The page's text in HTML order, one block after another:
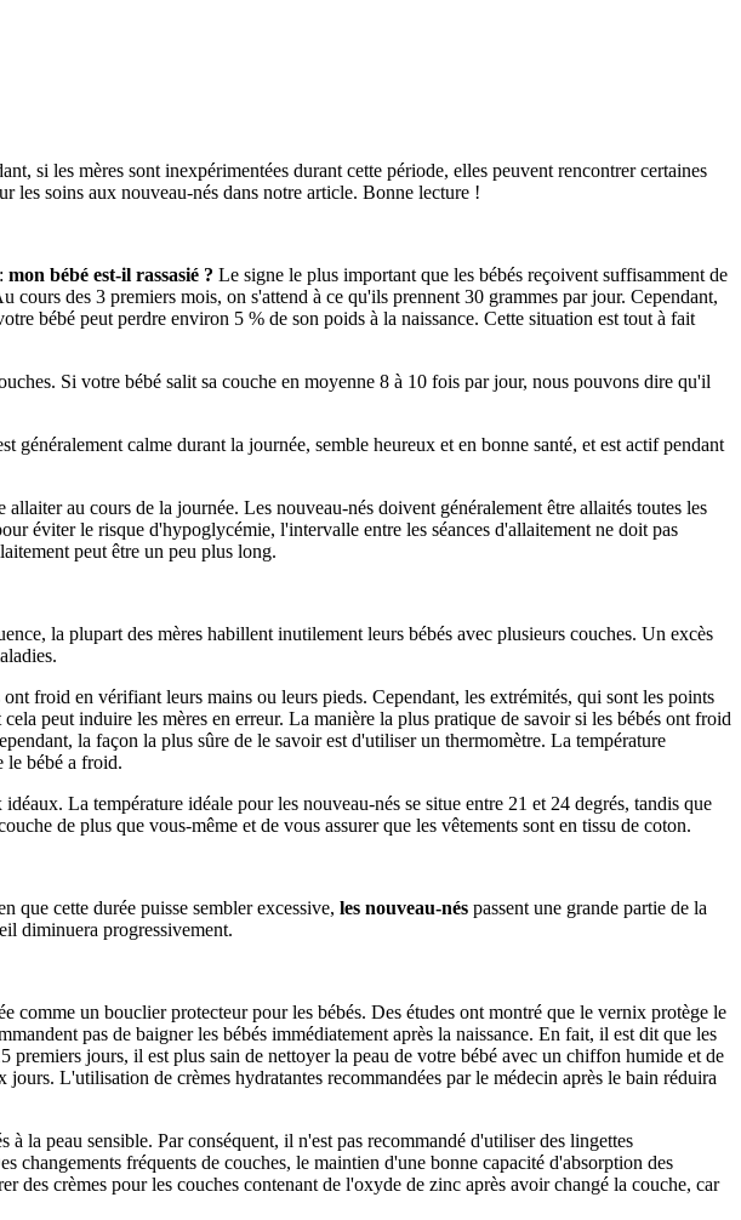
si les mères sont inexpérimentées durant cette période, elles peuvent rencontrer certaines
les soins aux nouveau-nés dans notre article. Bonne lecture !
mon bébé est-il rassasié ? Le signe le plus important que les bébés reçoivent suffisamment de
des 3 premiers mois, on s'attend à ce qu'ils prennent 30 grammes par jour. Cependant,
bébé peut perdre environ 5 % de son poids à la naissance. Cette situation est tout à fait
Si votre bébé salit sa couche en moyenne 8 à 10 fois par jour, nous pouvons dire qu'il
calme durant la journée, semble heureux et en bonne santé, et est actif pendant
au cours de la journée. Les nouveau-nés doivent généralement être allaités toutes les
éviter le risque d'hypoglycémie, l'intervalle entre les séances d'allaitement ne doit pas
peut être un peu plus long.
la plupart des mères habillent inutilement leurs bébés avec plusieurs couches. Un excès
froid en vérifiant leurs mains ou leurs pieds. Cependant, les extrémités, qui sont les points
peut induire les mères en erreur. La manière la plus pratique de savoir si les bébés ont froid
la façon la plus sûre de le savoir est d'utiliser un thermomètre. La température
le bébé a froid.
La température idéale pour les nouveau-nés se situe entre 21 et 24 degrés, tandis que
de plus que vous-même et de vous assurer que les vêtements sont en tissu de coton.
que cette durée puisse sembler excessive, les nouveau-nés passent une grande partie de la
diminuera progressivement.
comme un bouclier protecteur pour les bébés. Des études ont montré que le vernix protège le
pas de baigner les bébés immédiatement après la naissance. En fait, il est dit que les
premiers jours, il est plus sain de nettoyer la peau de votre bébé avec un chiffon humide et de
L'utilisation de crèmes hydratantes recommandées par le médecin après le bain réduira
la peau sensible. Par conséquent, il n'est pas recommandé d'utiliser des lingettes
fréquents de couches, le maintien d'une bonne capacité d'absorption des
des crèmes pour les couches contenant de l'oxyde de zinc après avoir changé la couche, car